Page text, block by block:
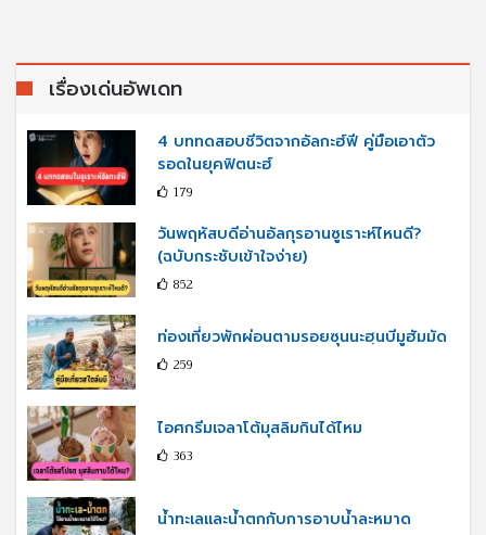
เรื่องเด่นอัพเดท
4 บททดสอบชีวิตจากอัลกะฮ์ฟี คู่มือเอาตัว
รอดในยุคฟิตนะฮ์
179
วันพฤหัสบดีอ่านอัลกุรอานซูเราะห์ไหนดี?
(ฉบับกระชับเข้าใจง่าย)
852
ท่องเที่ยวพักผ่อนตามรอยซุนนะฮฺนบีมูฮัมมัด
259
ไอศกรีมเจลาโต้มุสลิมกินได้ไหม
363
น้ำทะเลและน้ำตกกับการอาบน้ำละหมาด